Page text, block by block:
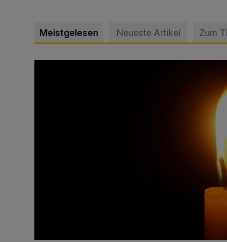
Meistgelesen Neueste Artikel Zum